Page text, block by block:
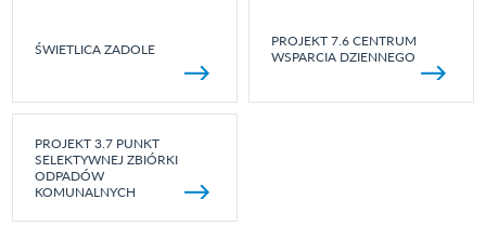
ŚWIETLICA ZADOLE
PROJEKT 7.6 CENTRUM
WSPARCIA DZIENNEGO
PROJEKT 3.7 PUNKT
SELEKTYWNEJ ZBIÓRKI
ODPADÓW
KOMUNALNYCH